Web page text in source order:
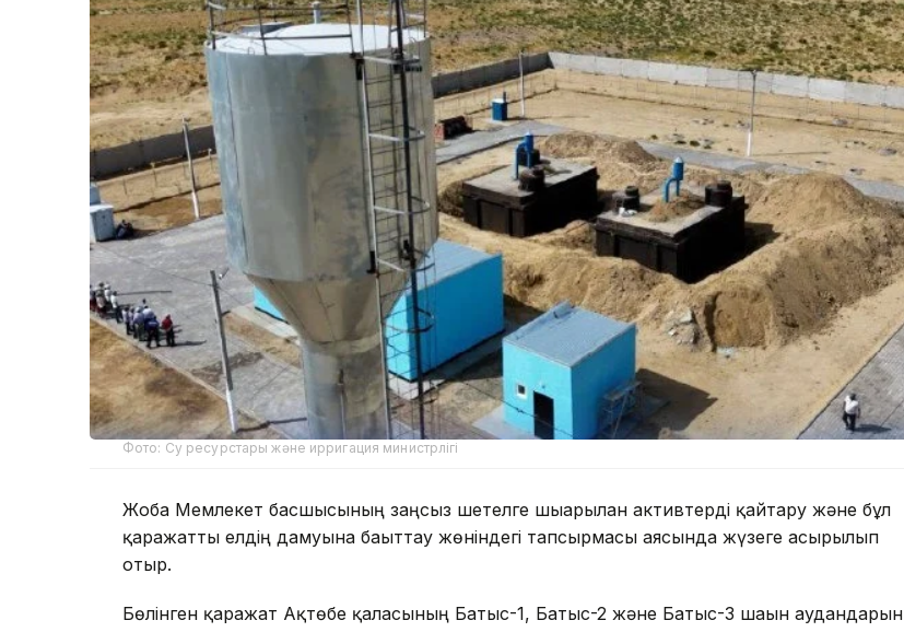
Фото: Су ресурстары және ирригация министрлігі
Жоба Мемлекет басшысының заңсыз шетелге шығарылған активтерді қайтару және бұл
қаражатты елдің дамуына бағыттау жөніндегі тапсырмасы аясында жүзеге асырылып
отыр.
Бөлінген қаражат Ақтөбе қаласының Батыс-1, Батыс-2 және Батыс-3 шағын аудандарын